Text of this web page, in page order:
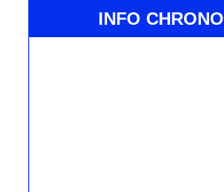
INFO CHRONO